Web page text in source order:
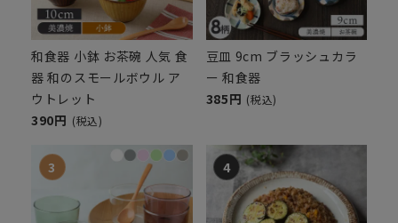
和食器 小鉢 お茶碗 人気 食
器 和のスモールボウル ア
ウトレット
390円 (税込)
豆皿 9cm ブラッシュカラ
ー 和食器
385円 (税込)